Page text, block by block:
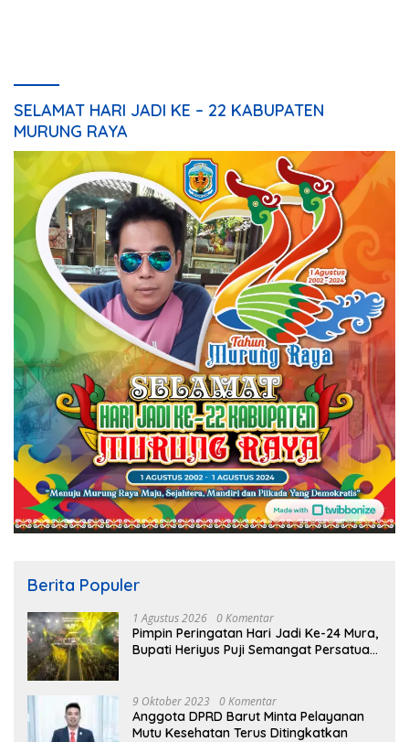
SELAMAT HARI JADI KE – 22 KABUPATEN
MURUNG RAYA
Berita Populer
1 Agustus 2026 0 Komentar
Pimpin Peringatan Hari Jadi Ke-24 Mura,
Bupati Heriyus Puji Semangat Persatuan
9 Oktober 2023 0 Komentar
Anggota DPRD Barut Minta Pelayanan
Mutu Kesehatan Terus Ditingkatkan